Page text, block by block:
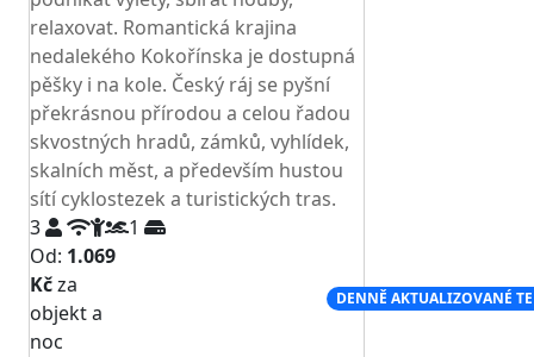
relaxovat. Romantická krajina
nedalekého Kokořínska je dostupná
pěšky i na kole. Český ráj se pyšní
překrásnou přírodou a celou řadou
skvostných hradů, zámků, vyhlídek,
skalních měst, a především hustou
sítí cyklostezek a turistických tras.
3
1
Od: 1.069
Kčza
objekt a
noc
DENNĚ AKTUALIZOVANÉ